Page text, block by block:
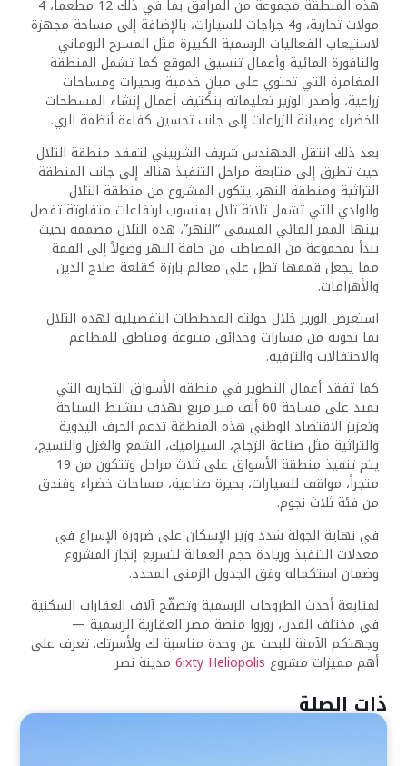
هذه المنطقة مجموعة من المرافق بما في ذلك 12 مطعماً، 4
مولات تجارية، و4 جراجات للسيارات، بالإضافة إلى مساحة مجهزة
لاستيعاب الفعاليات الرسمية الكبيرة مثل المسرح الروماني
والنافورة المائية وأعمال تنسيق الموقع كما تشمل المنطقة
المغامرة التي تحتوي على مبانٍ خدمية وبحيرات ومساحات
زراعية، وأصدر الوزير تعليماته بتكثيف أعمال إنشاء المسطحات
الخضراء وصيانة الزراعات إلى جانب تحسين كفاءة أنظمة الري.
بعد ذلك انتقل المهندس شريف الشربيني لتفقد منطقة التلال
حيث تطرق إلى متابعة مراحل التنفيذ هناك إلى جانب المنطقة
التراثية ومنطقة النهر، يتكون المشروع من منطقة التلال
والوادي التي تشمل ثلاثة تلال بمنسوب ارتفاعات متفاوتة تفصل
بينها الممر المائي المسمى “النهر”، هذه التلال مصممة بحيث
تبدأ بمجموعة من المصاطب من حافة النهر وصولاً إلى القمة
مما يجعل قممها تطل على معالم بارزة كقلعة صلاح الدين
والأهرامات.
استعرض الوزير خلال جولته المخططات التفصيلية لهذه التلال
بما تحويه من مسارات وحدائق متنوعة ومناطق للمطاعم
والاحتفالات والترفيه.
كما تفقد أعمال التطوير في منطقة الأسواق التجارية التي
تمتد على مساحة 60 ألف متر مربع بهدف تنشيط السياحة
وتعزيز الاقتصاد الوطني هذه المنطقة تدعم الحرف اليدوية
والتراثية مثل صناعة الزجاج، السيراميك، الشمع والغزل والنسيج،
يتم تنفيذ منطقة الأسواق على ثلاث مراحل وتتكون من 19
متجراً، مواقف للسيارات، بحيرة صناعية، مساحات خضراء وفندق
من فئة ثلاث نجوم.
في نهاية الجولة شدد وزير الإسكان على ضرورة الإسراع في
معدلات التنفيذ وزيادة حجم العمالة لتسريع إنجاز المشروع
وضمان استكماله وفق الجدول الزمني المحدد.
لمتابعة أحدث الطروحات الرسمية وتصفّح آلاف العقارات السكنية
في مختلف المدن، زوروا منصة مصر العقارية الرسمية —
وجهتكم الآمنة للبحث عن وحدة مناسبة لك ولأسرتك. تعرف على
أهم مميزات مشروع 6ixty Heliopolis مدينة نصر.
ذات الصلة